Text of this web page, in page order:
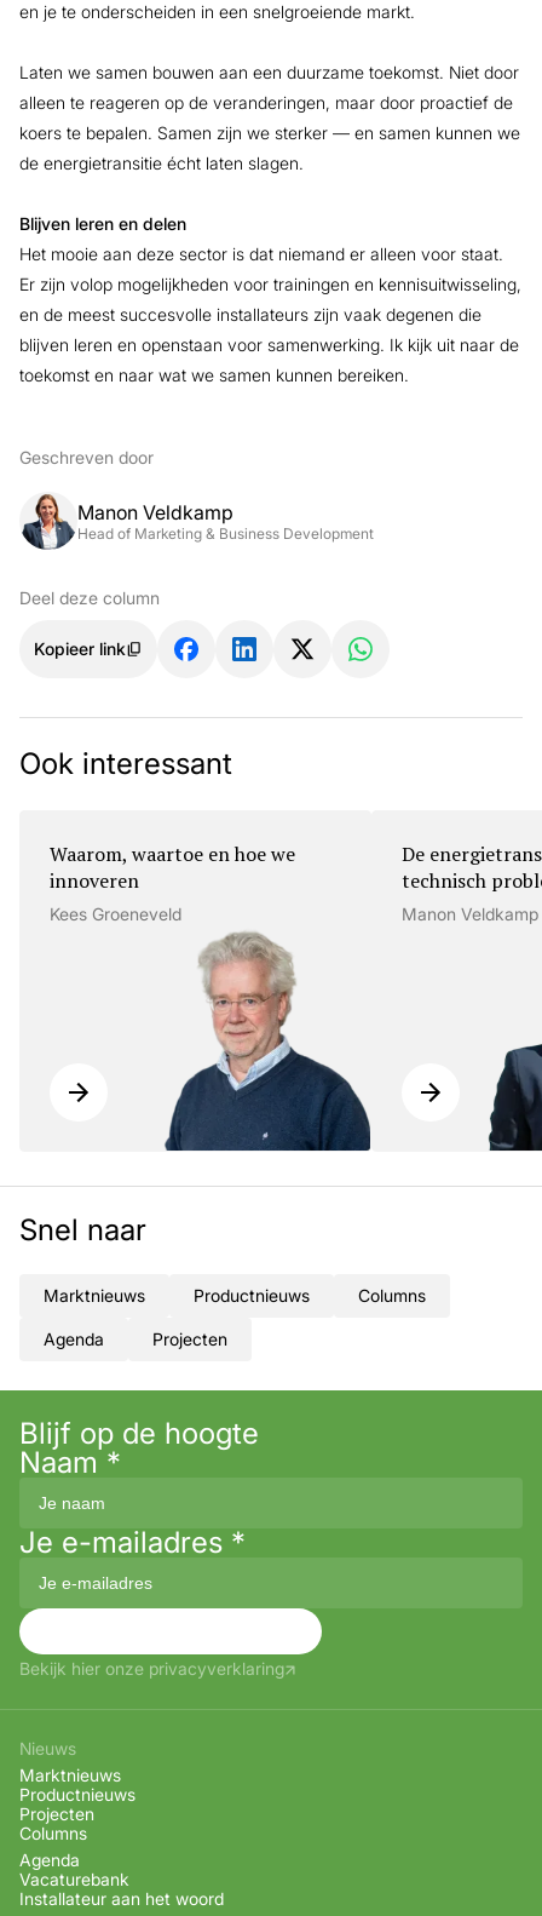
en je te onderscheiden in een snelgroeiende markt.
Laten we samen bouwen aan een duurzame toekomst. Niet door
alleen te reageren op de veranderingen, maar door proactief de
koers te bepalen. Samen zijn we sterker — en samen kunnen we
de energietransitie écht laten slagen.
Blijven leren en delen
Het mooie aan deze sector is dat niemand er alleen voor staat.
Er zijn volop mogelijkheden voor trainingen en kennisuitwisseling,
en de meest succesvolle installateurs zijn vaak degenen die
blijven leren en openstaan voor samenwerking. Ik kijk uit naar de
toekomst en naar wat we samen kunnen bereiken.
Geschreven door
Manon Veldkamp
Head of Marketing & Business Development
Deel deze column
Kopieer link
Ook interessant
Waarom, waartoe en hoe we
innoveren
Kees Groeneveld
De
technisch
Manon Veldkamp
Snel naar
Marktnieuws Productnieuws Columns
Agenda Projecten
Blijf op de hoogte
Naam *
Je e-mailadres *
Bekijk hier onze privacyverklaring
Nieuws
Marktnieuws
Productnieuws
Projecten
Columns
Agenda
Vacaturebank
Installateur aan het woord